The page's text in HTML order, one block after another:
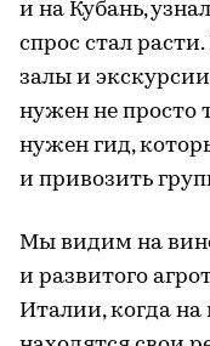
и на Кубань,
спрос стал
залы и
нужен не просто
нужен гид,
и привозить
Мы видим на
и развитого
Италии, когда на